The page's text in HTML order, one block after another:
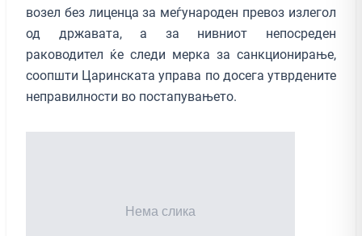
возел без лиценца за меѓународен превоз излегол
од државата, а за нивниот непосреден
раководител ќе следи мерка за санкционирање,
соопшти Царинската управа по досега утврдените
неправилности во постапувањето.